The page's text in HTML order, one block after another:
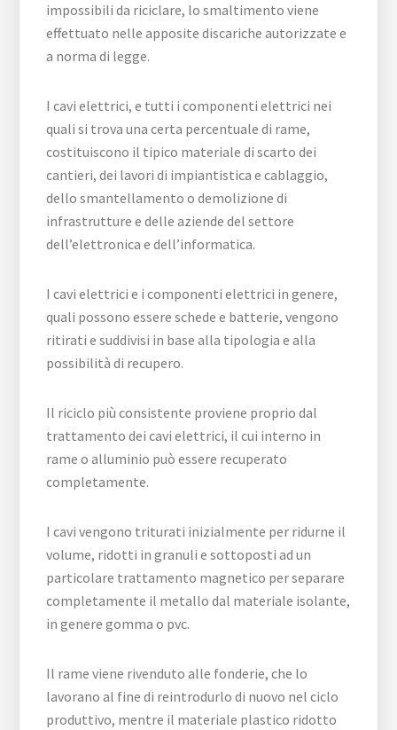
impossibili da riciclare, lo smaltimento viene
effettuato nelle apposite discariche autorizzate e
a norma di legge.
I cavi elettrici, e tutti i componenti elettrici nei
quali si trova una certa percentuale di rame,
costituiscono il tipico materiale di scarto dei
cantieri, dei lavori di impiantistica e cablaggio,
dello smantellamento o demolizione di
infrastrutture e delle aziende del settore
dell’elettronica e dell’informatica.
I cavi elettrici e i componenti elettrici in genere,
quali possono essere schede e batterie, vengono
ritirati e suddivisi in base alla tipologia e alla
possibilità di recupero.
Il riciclo più consistente proviene proprio dal
trattamento dei cavi elettrici, il cui interno in
rame o alluminio può essere recuperato
completamente.
I cavi vengono triturati inizialmente per ridurne il
volume, ridotti in granuli e sottoposti ad un
particolare trattamento magnetico per separare
completamente il metallo dal materiale isolante,
in genere gomma o pvc.
Il rame viene rivenduto alle fonderie, che lo
lavorano al fine di reintrodurlo di nuovo nel ciclo
produttivo, mentre il materiale plastico ridotto